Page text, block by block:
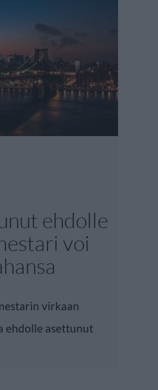
ehdolle
voi
virkaan
ehdolle asettunut